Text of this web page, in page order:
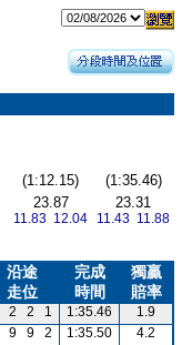
(1:12.15)
(1:35.46)
23.87
11.83 12.04
23.31
11.43 11.88
沿途
走位
完成
時間
獨贏
賠率
2 2 1 1:35.46
1.9
9 9 2 1:35.50
4.2